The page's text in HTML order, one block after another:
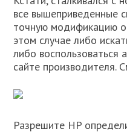
все вышеприведенные
точную модификацию
этом случае либо
либо воспользоваться
сайте производителя.
Разрешите HP